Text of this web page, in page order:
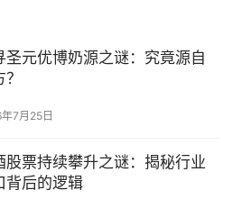
圣元优博奶源之谜：究竟源自
7月25日
股票持续攀升之谜：揭秘行业
背后的逻辑